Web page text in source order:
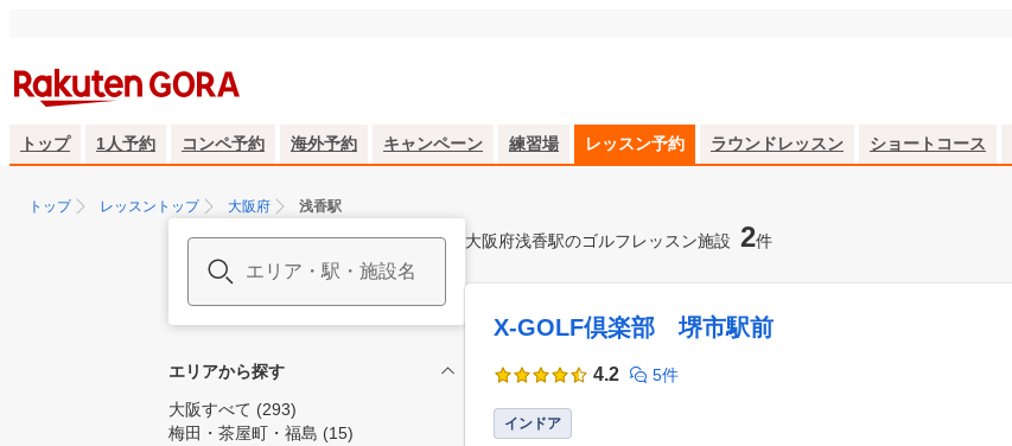
トップ 1人予約 コンペ予約 海外予約 キャンペーン 練習場 レッスン予約 ラウンドレッスン ショートコース
トップ レッスントップ 大阪府 浅香駅
エリアから探す
大阪すべて (293)
梅田・茶屋町・福島 (15)
大阪府浅香駅のゴルフレッスン施設 2件
X-GOLF倶楽部 堺市駅前
4.2 5件
インドア